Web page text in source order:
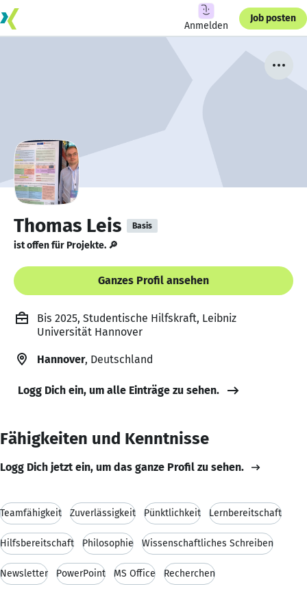
Anmelden
Job posten
Thomas Leis Basis
ist offen für Projekte. 🔎
Ganzes Profil ansehen
Bis 2025, Studentische Hilfskraft, Leibniz
Universität Hannover
Hannover, Deutschland
Logg Dich ein, um alle Einträge zu sehen.
Fähigkeiten und Kenntnisse
Logg Dich jetzt ein, um das ganze Profil zu sehen.
Teamfähigkeit Zuverlässigkeit Pünktlichkeit Lernbereitschaft
Hilfsbereitschaft Philosophie Wissenschaftliches Schreiben
Newsletter PowerPoint MS Office Recherchen